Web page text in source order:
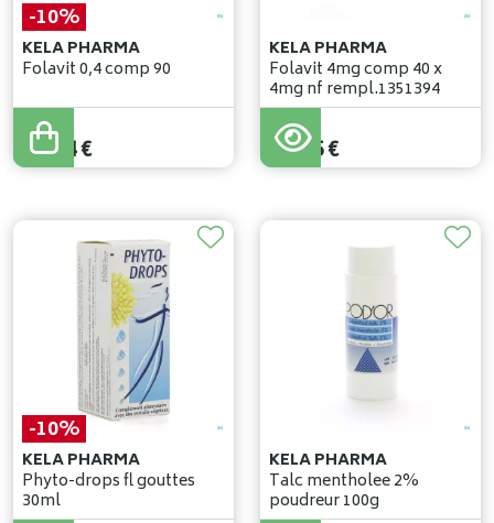
-10%
KELA PHARMA
Folavit 0,4 comp 90
15,49
13,94€
KELA PHARMA
Folavit 4mg comp 40 x
4mg nf rempl.1351394
14,15€
-10%
KELA PHARMA
Phyto-drops fl gouttes
30ml
KELA PHARMA
Talc mentholee 2%
poudreur 100g